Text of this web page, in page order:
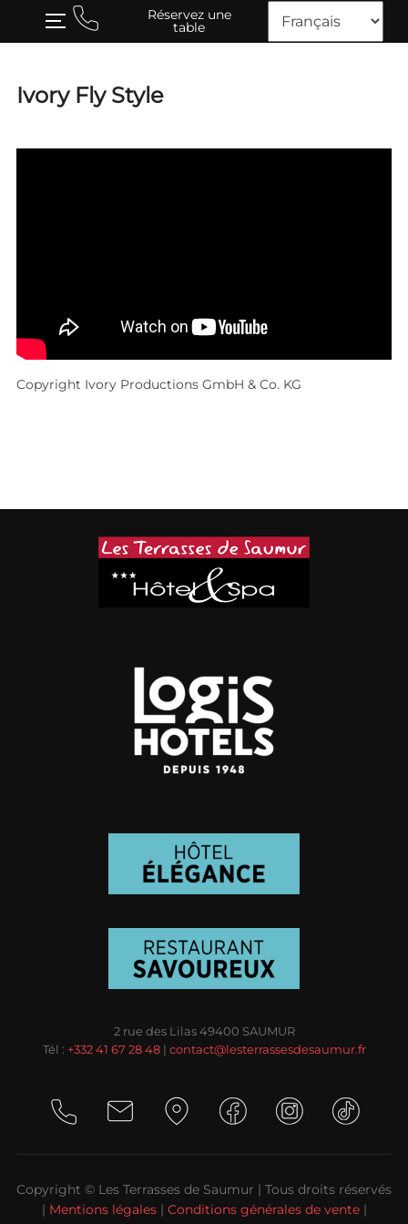
TOGGLE SIDEBAR & NAVIGATION
Réservez une
table
Ivory Fly Style
Copyright Ivory Productions GmbH & Co. KG
2 rue des Lilas 49400 SAUMUR
Tél : +332 41 67 28 48| contact@lesterrassesdesaumur.fr
Copyright © Les Terrasses de Saumur | Tous droits réservés
| Mentions légales| Conditions générales de vente|